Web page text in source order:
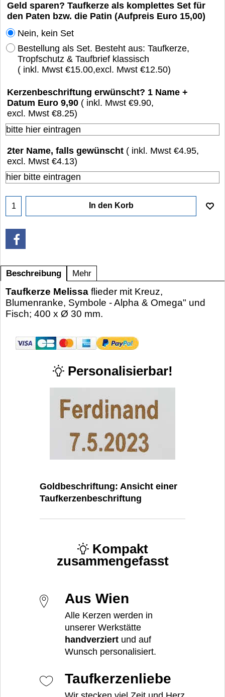
Geld sparen? Taufkerze als komplettes Set für
den Paten bzw. die Patin (Aufpreis Euro 15,00)
Nein, kein Set
Bestellung als Set. Besteht aus: Taufkerze,
Tropfschutz & Taufbrief klassisch
( inkl. Mwst €15.00,excl. Mwst €12.50)
Kerzenbeschriftung erwünscht? 1 Name +
Datum Euro 9,90 ( inkl. Mwst €9.90,
excl. Mwst €8.25)
2ter Name, falls gewünscht ( inkl. Mwst €4.95,
excl. Mwst €4.13)
In den Korb
Beschreibung Mehr
Taufkerze Melissa flieder mit Kreuz,
Blumenranke, Symbole - Alpha & Omega" und
Fisch; 400 x Ø 30 mm.
Personalisierbar!
Goldbeschriftung: Ansicht einer
Taufkerzenbeschriftung
Kompakt
zusammengefasst
Aus Wien
Alle Kerzen werden in
unserer Werkstätte
handverziert und auf
Wunsch personalisiert.
Taufkerzenliebe